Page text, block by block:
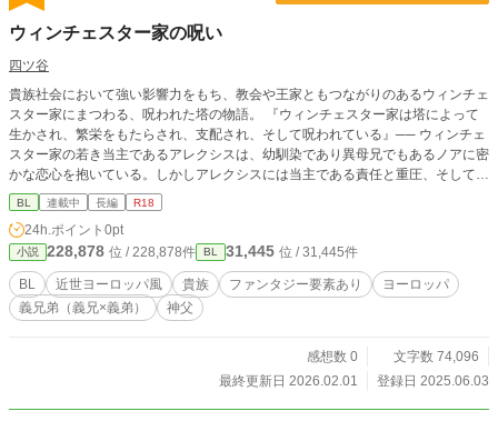
ウィンチェスター家の呪い
四ツ谷
貴族社会において強い影響力をもち、教会や王家ともつながりのあるウィンチェ
スター家にまつわる、呪われた塔の物語。 『ウィンチェスター家は塔によって
生かされ、繁栄をもたらされ、支配され、そして呪われている』── ウィンチェ
スター家の若き当主であるアレクシスは、幼馴染であり異母兄でもあるノアに密
かな恋心を抱いている。しかしアレクシスには当主である責任と重圧、そして塔
の呪いを避けなければならない使命があった。 国は改革期にあり、貴族が支配
する社会は終わりを告げようとしていた。変わりゆく社会の中で、古き貴族制度
を象徴するウィンチェスター家の当主であるアレクシスはどのような選択をして
いくのか。そして、ノアへの愛を守りながら呪いを回避することができるのか。
ウィンチェスター家の若き経済顧問であるレティシア、親類かつ軍人であるイー
ライ、そしてアレクシスの父と因縁のある司祭エゼキエルなど、周囲の人間を巻
き込みながら物語は進んでいく。 （ムーンライトノベルズでも掲載していま
BL 連載中 長編 R18
24h.ポイント 0pt
小説 228,878 位 / 228,878件 BL 31,445 位 / 31,445件
BL 近世ヨーロッパ風 貴族 ファンタジー要素あり
ヨーロッパ
義兄弟（義兄×義弟）
神父
感想数 0
文字数 74,096
最終更新日 2026.02.01
登録日 2025.06.03